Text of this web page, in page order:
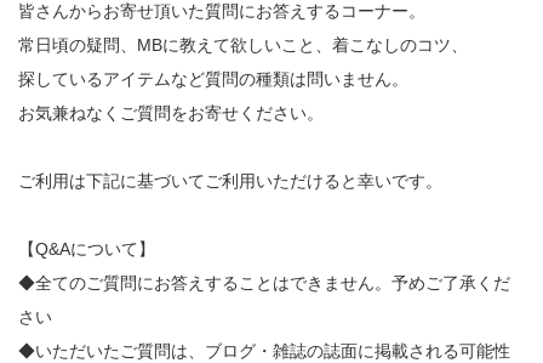
皆さんからお寄せ頂いた質問にお答えするコーナー。
常日頃の疑問、MBに教えて欲しいこと、着こなしのコツ、
探しているアイテムなど質問の種類は問いません。
お気兼ねなくご質問をお寄せください。
ご利用は下記に基づいてご利用いただけると幸いです。
【Q&Aについて】
◆全てのご質問にお答えすることはできません。予めご了承くだ
さい
◆いただいたご質問は、ブログ・雑誌の誌面に掲載される可能性